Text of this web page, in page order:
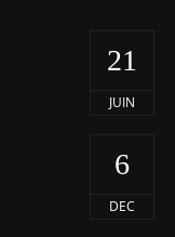
21
JUIN
6
DEC